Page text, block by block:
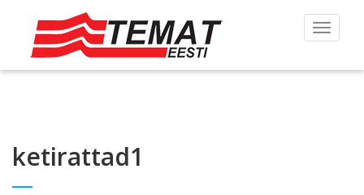
Toggle
ketirattad1